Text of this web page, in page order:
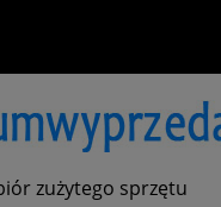
zużytego sprzętu